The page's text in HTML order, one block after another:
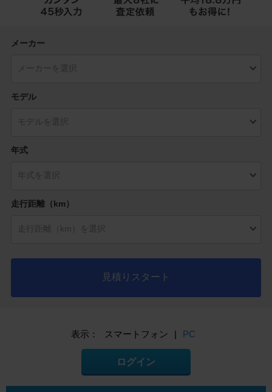
メーカー
モデル
年式
走行距離（km）
見積りスタート
表示： スマートフォン | PC
ログイン